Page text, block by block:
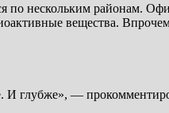
нескольким районам.
вещества.
глубже», —